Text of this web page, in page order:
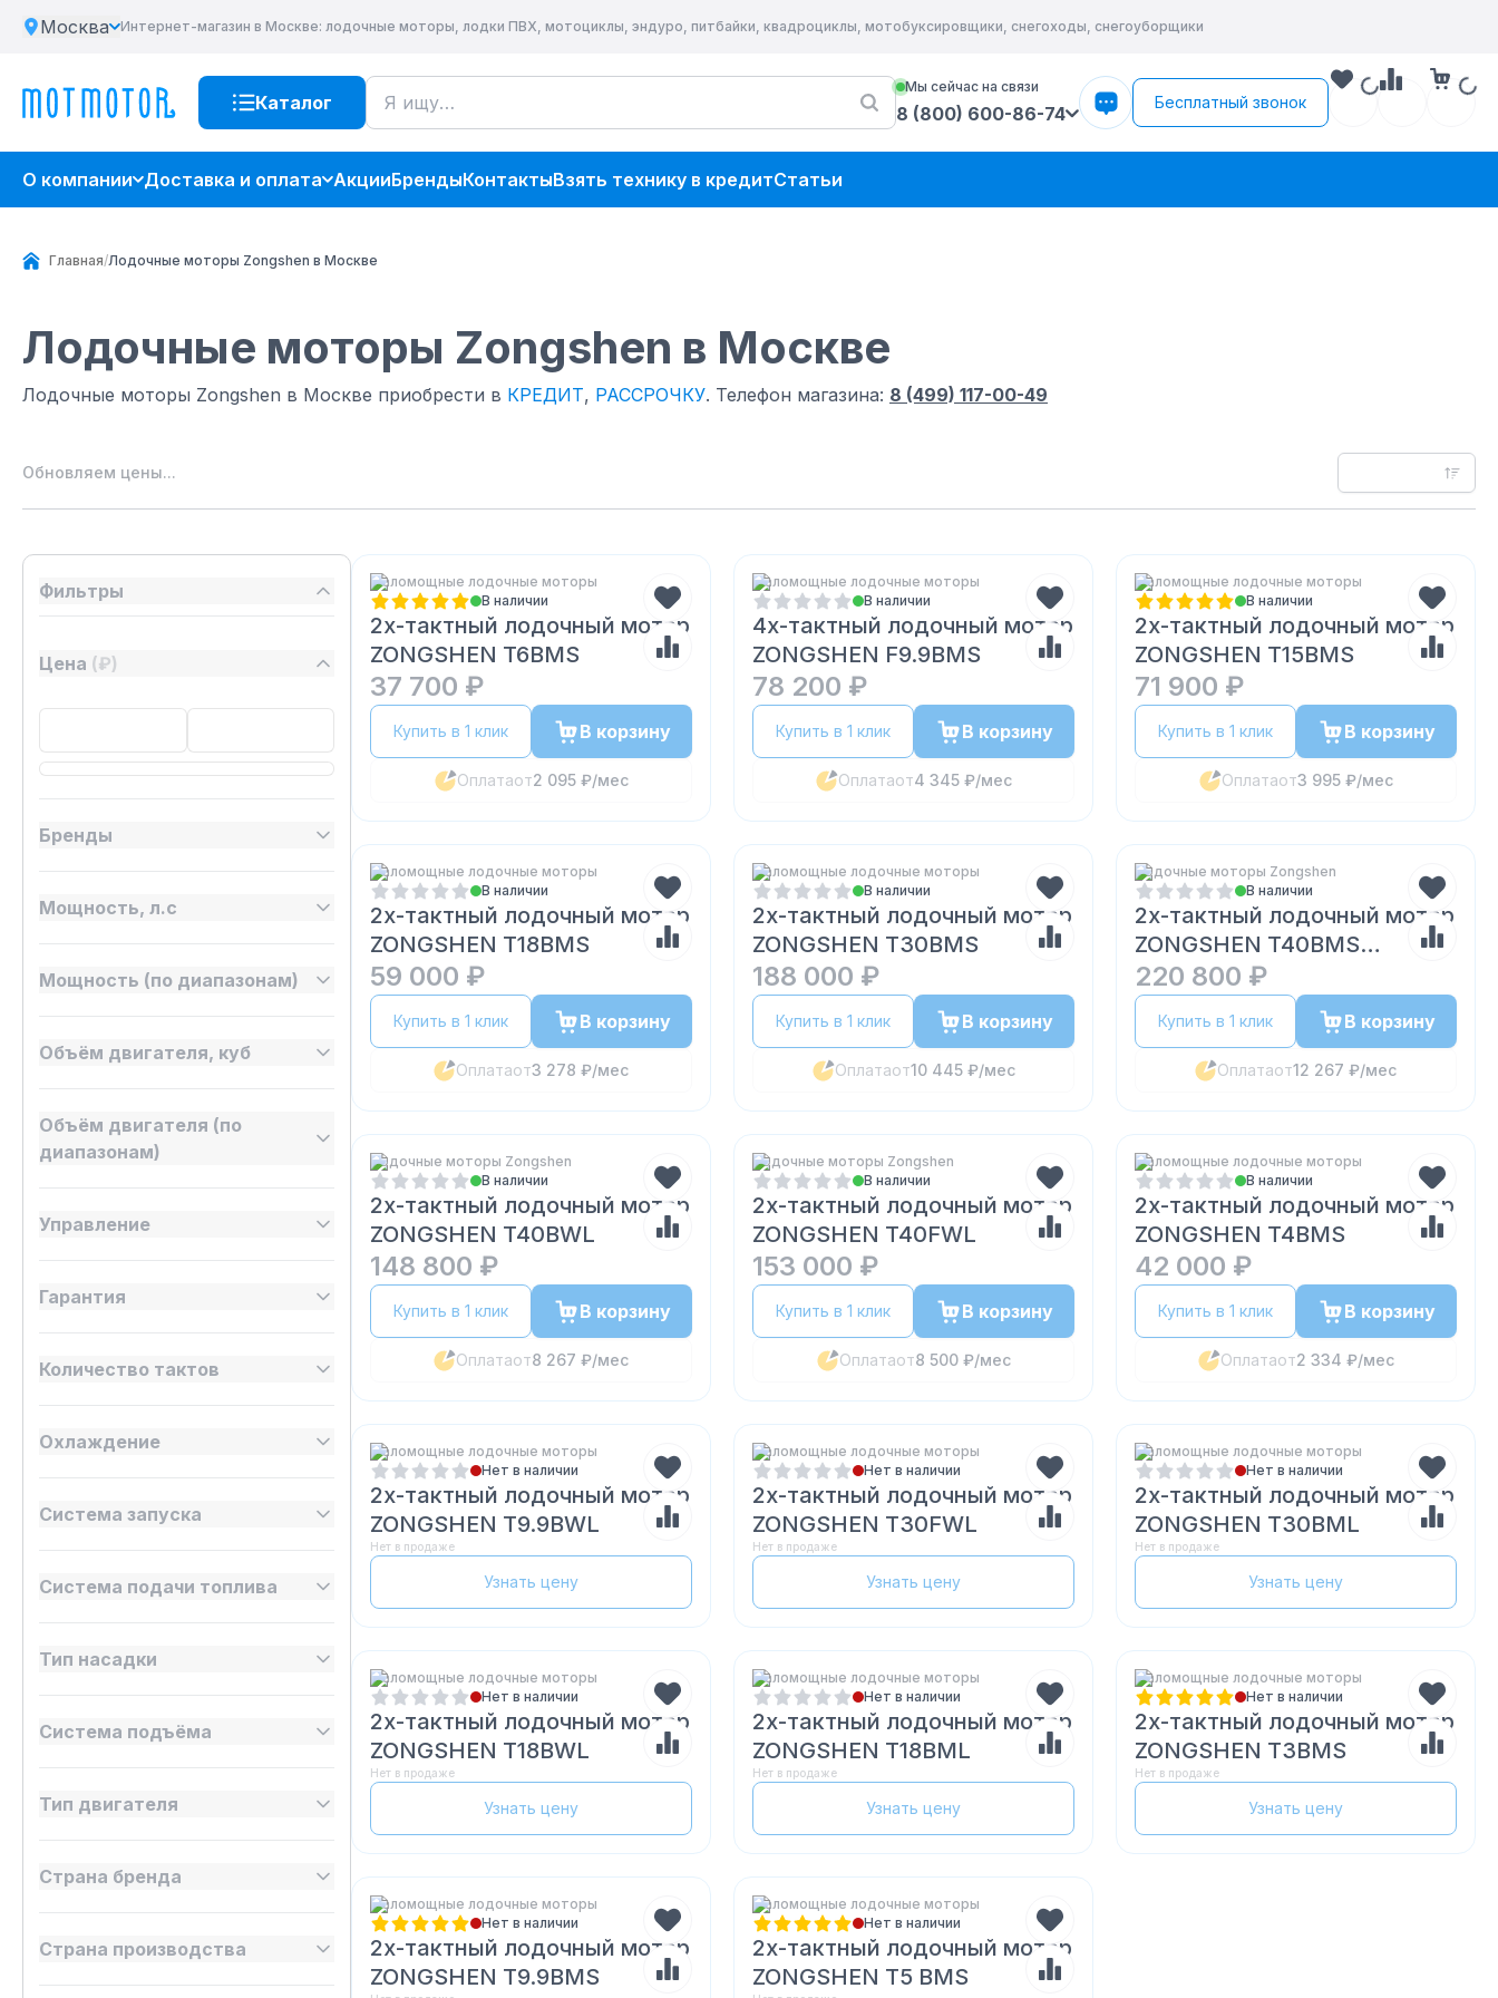
Москва Интернет-магазин в Москве: лодочные моторы, лодки ПВХ, мотоциклы, эндуро, питбайки, квадроциклы, мотобуксировщики, снегоходы, снегоуборщики
Каталог
Мы сейчас на связи
8 (800) 600-86-74
Бесплатный звонок
О компании Доставка и оплата АкцииБрендыКонтактыВзять технику в кредитСтатьи
Главная/Лодочные моторы Zongshen в Москве
Лодочные моторы Zongshen в Москве
Лодочные моторы Zongshen в Москве приобрести в КРЕДИТ, РАССРОЧКУ. Телефон магазина: 8 (499) 117-00-49
Обновляем цены...
Фильтры
Цена (₽)
Бренды
Мощность, л.с
Мощность (по диапазонам)
Объём двигателя, куб
Объём двигателя (по
диапазонам)
Управление
Гарантия
Количество тактов
Охлаждение
Система запуска
Система подачи топлива
Тип насадки
Система подъёма
Тип двигателя
Страна бренда
Страна производства
Маломощные лодочные моторы
В наличии
2х-тактный лодочный мотор
ZONGSHEN T6BMS
37 700 ₽
Купить в 1 клик В корзину
Оплатаот2 095 ₽/мес
Маломощные лодочные моторы
В наличии
4х-тактный лодочный мотор
ZONGSHEN F9.9BMS
78 200 ₽
Купить в 1 клик В корзину
Оплатаот4 345 ₽/мес
Маломощные лодочные моторы
В наличии
2х-тактный лодочный мотор
ZONGSHEN T15BMS
71 900 ₽
Купить в 1 клик В корзину
Оплатаот3 995 ₽/мес
Маломощные лодочные моторы
В наличии
2х-тактный лодочный мотор
ZONGSHEN T18BMS
59 000 ₽
Купить в 1 клик В корзину
Оплатаот3 278 ₽/мес
Маломощные лодочные моторы
В наличии
2х-тактный лодочный мотор
ZONGSHEN T30BMS
188 000 ₽
Купить в 1 клик В корзину
Оплатаот10 445 ₽/мес
Лодочные моторы Zongshen
В наличии
2х-тактный лодочный мотор
ZONGSHEN T40BMS
(руль+пульт)
220 800 ₽
Купить в 1 клик В корзину
Оплатаот12 267 ₽/мес
Лодочные моторы Zongshen
В наличии
2х-тактный лодочный мотор
ZONGSHEN T40BWL
148 800 ₽
Купить в 1 клик В корзину
Оплатаот8 267 ₽/мес
Лодочные моторы Zongshen
В наличии
2х-тактный лодочный мотор
ZONGSHEN T40FWL
153 000 ₽
Купить в 1 клик В корзину
Оплатаот8 500 ₽/мес
Маломощные лодочные моторы
В наличии
2х-тактный лодочный мотор
ZONGSHEN T4BMS
42 000 ₽
Купить в 1 клик В корзину
Оплатаот2 334 ₽/мес
Маломощные лодочные моторы
Нет в наличии
2х-тактный лодочный мотор
ZONGSHEN T9.9BWL
Нет в продаже
Узнать цену
Маломощные лодочные моторы
Нет в наличии
2х-тактный лодочный мотор
ZONGSHEN T30FWL
Нет в продаже
Узнать цену
Маломощные лодочные моторы
Нет в наличии
2х-тактный лодочный мотор
ZONGSHEN T30BML
Нет в продаже
Узнать цену
Маломощные лодочные моторы
Нет в наличии
2х-тактный лодочный мотор
ZONGSHEN T18BWL
Нет в продаже
Узнать цену
Маломощные лодочные моторы
Нет в наличии
2х-тактный лодочный мотор
ZONGSHEN T18BML
Нет в продаже
Узнать цену
Маломощные лодочные моторы
Нет в наличии
2х-тактный лодочный мотор
ZONGSHEN T3BMS
Нет в продаже
Узнать цену
Маломощные лодочные моторы
Нет в наличии
2х-тактный лодочный мотор
ZONGSHEN T9.9BMS
Маломощные лодочные моторы
Нет в наличии
2х-тактный лодочный мотор
ZONGSHEN T5 BMS